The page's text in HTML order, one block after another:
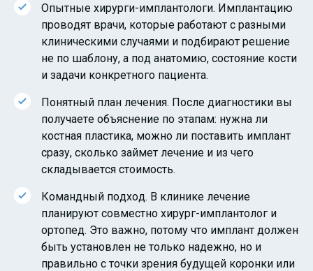
Опытные хирурги-имплантологи. Имплантацию
проводят врачи, которые работают с разными
клиническими случаями и подбирают решение
не по шаблону, а под анатомию, состояние кости
и задачи конкретного пациента.
Понятный план лечения. После диагностики вы
получаете объяснение по этапам: нужна ли
костная пластика, можно ли поставить имплант
сразу, сколько займет лечение и из чего
складывается стоимость.
Командный подход. В клинике лечение
планируют совместно хирург-имплантолог и
ортопед. Это важно, потому что имплант должен
быть установлен не только надежно, но и
правильно с точки зрения будущей коронки или